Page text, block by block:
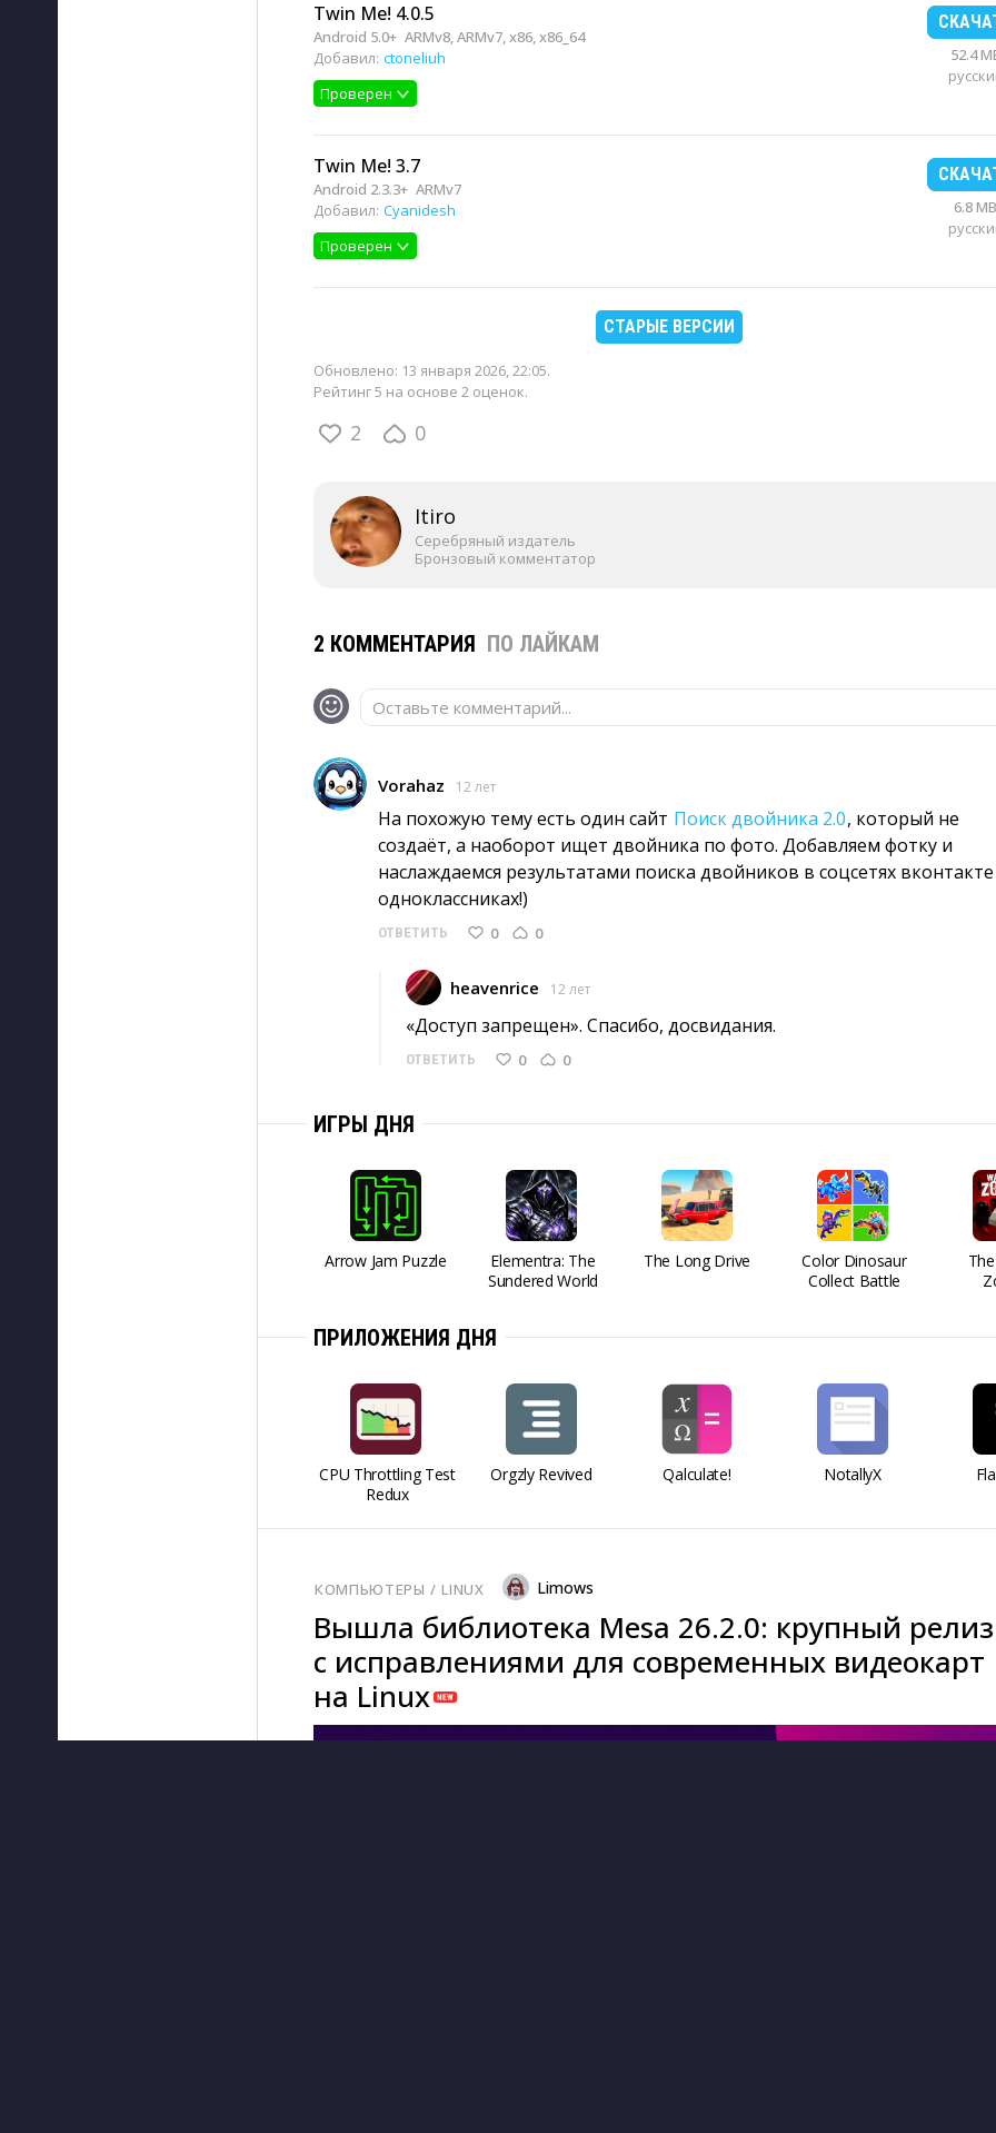
Twin Me! 4.0.5
Android 5.0+ ARMv8, ARMv7, x86, x86_64
Добавил: ctoneliuh
Проверен
52.4
Twin Me! 3.7
Android 2.3.3+ ARMv7
Добавил: Cyanidesh
Проверен
6.8 MB
СТАРЫЕ ВЕРСИИ
Обновлено: 13 января 2026, 22:05.
Рейтинг 5 на основе 2 оценок.
2 0
Itiro
Серебряный издатель
Бронзовый комментатор
2 КОММЕНТАРИЯ ПО ЛАЙКАМ
Оставьте комментарий...
Vorahaz 12 лет
На похожую тему есть один сайт Поиск двойника 2.0, который не
создаёт, а наоборот ищет двойника по фото. Добавляем фотку и
наслаждаемся результатами поиска двойников в соцсетях
одноклассниках!)
ОТВЕТИТЬ 0 0
heavenrice 12 лет
«Доступ запрещен». Спасибо, досвидания.
ОТВЕТИТЬ 0 0
ИГРЫ ДНЯ
Arrow Jam Puzzle
Elementra: The
Sundered World
The Long Drive
Color Dinosaur
Collect Battle
ПРИЛОЖЕНИЯ ДНЯ
CPU Throttling Test
Redux
Orgzly Revived Qalculate! NotallyX
КОМПЬЮТЕРЫ / LINUX Limows
Вышла библиотека Mesa 26.2.0: крупный релиз
с исправлениями для современных видеокарт
на Linux